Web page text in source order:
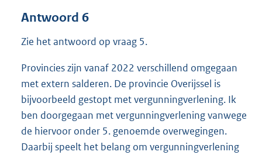
Antwoord 6
Zie het antwoord op vraag 5.
Provincies zijn vanaf 2022 verschillend omgegaan
met extern salderen. De provincie Overijssel is
bijvoorbeeld gestopt met vergunningverlening. Ik
ben doorgegaan met vergunningverlening vanwege
de hiervoor onder 5. genoemde overwegingen.
Daarbij speelt het belang om vergunningverlening